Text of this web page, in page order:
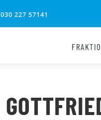
030 227 57141